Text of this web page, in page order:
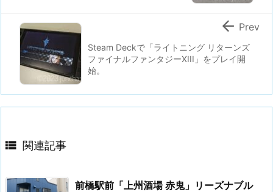
Steam Deckで「ライトニング リターンズ
ファイナルファンタジーXIII」をプレイ開
始。
 Prev
 関連記事
前橋駅前「上州酒場 赤鬼」リーズナブル